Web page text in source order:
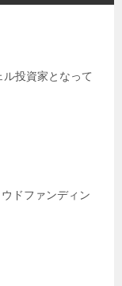
ル投資家となって
ドファンディン